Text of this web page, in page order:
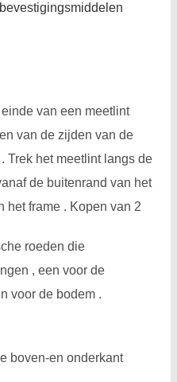
van een meetlint
van de zijden van de
Trek het meetlint langs de
de buitenrand van het
het frame . Kopen van 2
roeden die
, een voor de
voor de bodem .
boven-en onderkant